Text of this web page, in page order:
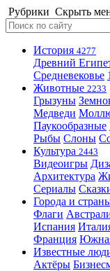
Рубрики Скрыть
История 4277
Древний
Средневековье
Животные 2233
Грызуны
Медведи
Паукообразные
Рыбы Слоны
Культура 2443
Видеоигры
Архитектура
Сериалы
Города и
Флаги
Испания
Франция
Известные
Актёры